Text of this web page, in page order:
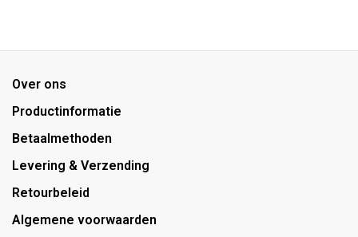
Over ons
Productinformatie
Betaalmethoden
Levering & Verzending
Retourbeleid
Algemene voorwaarden